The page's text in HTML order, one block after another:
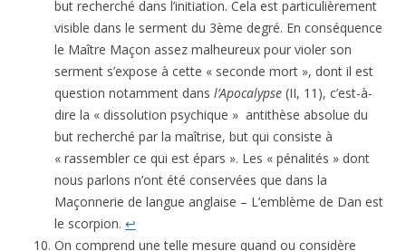
but recherché dans l’initiation. Cela est particulièrement
visible dans le serment du 3ème degré. En conséquence
le Maître Maçon assez malheureux pour violer son
serment s’expose à cette « seconde mort », dont il est
question notamment dans l’Apocalypse (II, 11), c’est-à-
dire la « dissolution psychique » antithèse absolue du
but recherché par la maîtrise, but qui consiste à
« rassembler ce qui est épars ». Les « pénalités » dont
nous parlons n’ont été conservées que dans la
Maçonnerie de langue anglaise – L’emblème de Dan est
le scorpion. ↩
On comprend une telle mesure quand ou considère